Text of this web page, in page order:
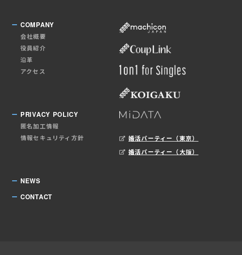
COMPANY
会社概要
役員紹介
沿革
アクセス
PRIVACY POLICY
匿名加工情報
情報セキュリティ方針
NEWS
CONTACT
婚活パーティー（東京）
婚活パーティー（大阪）